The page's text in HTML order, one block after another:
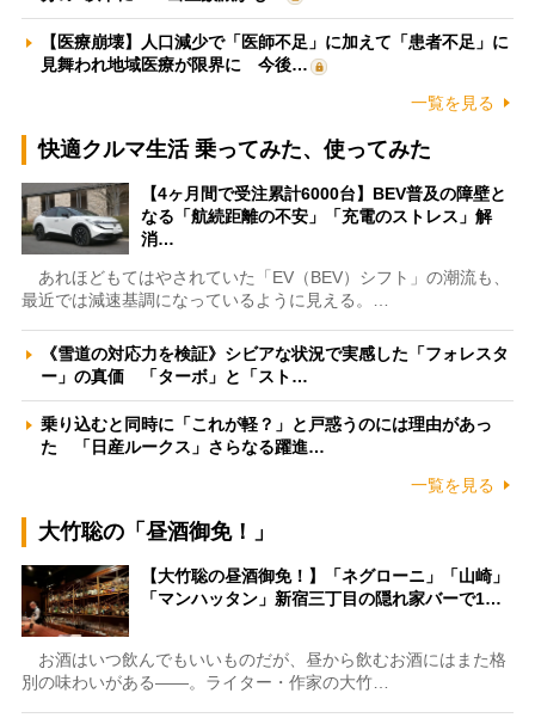
【医療崩壊】人口減少で「医師不足」に加えて「患者不足」に
見舞われ地域医療が限界に 今後…
一覧を見る
快適クルマ生活 乗ってみた、使ってみた
【4ヶ月間で受注累計6000台】BEV普及の障壁と
なる「航続距離の不安」「充電のストレス」解
消…
あれほどもてはやされていた「EV（BEV）シフト」の潮流も、
最近では減速基調になっているように見える。…
《雪道の対応力を検証》シビアな状況で実感した「フォレスタ
ー」の真価 「ターボ」と「スト…
乗り込むと同時に「これが軽？」と戸惑うのには理由があっ
た 「日産ルークス」さらなる躍進…
一覧を見る
大竹聡の「昼酒御免！」
【大竹聡の昼酒御免！】「ネグローニ」「山崎」
「マンハッタン」新宿三丁目の隠れ家バーで1…
お酒はいつ飲んでもいいものだが、昼から飲むお酒にはまた格
別の味わいがある――。ライター・作家の大竹…